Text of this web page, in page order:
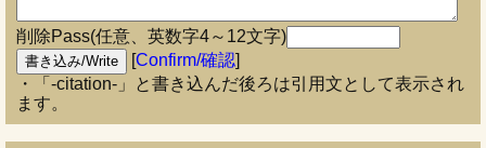
削除Pass(任意、英数字4～12文字)
[Confirm/確認]
・「-citation-」と書き込んだ後ろは引用文として表示され
ます。